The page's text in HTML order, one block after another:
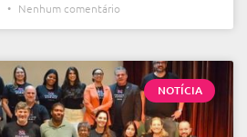
Nenhum comentário
NOTÍCIA